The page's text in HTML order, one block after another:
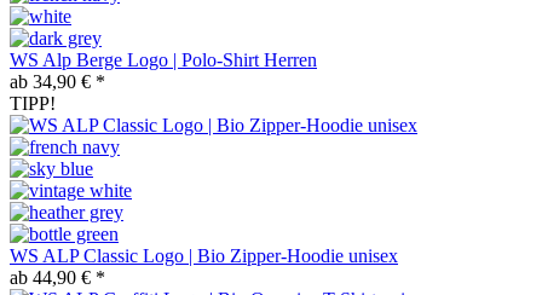
WS Alp Berge Logo | Polo-Shirt Herren
ab 34,90 € *
TIPP!
WS ALP Classic Logo | Bio Zipper-Hoodie unisex
ab 44,90 € *